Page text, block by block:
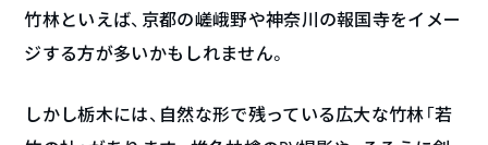
竹林といえば、京都の嵯峨野や神奈川の報国寺をイメー
ジする方が多いかもしれません。
しかし栃木には、自然な形で残っている広大な竹林「若